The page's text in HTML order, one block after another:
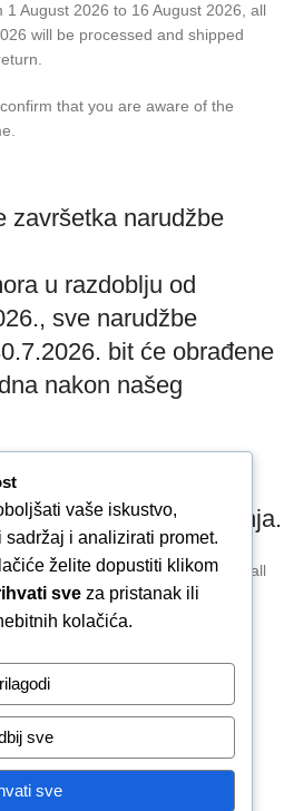
August 2026 to 16 August 2026, all
will be processed and shipped
that you are aware of the
završetka narudžbe
u razdoblju od
sve narudžbe
bit će obrađene
nakon našeg
potvrđujete da ste
produljenim rokom slanja.
1 August 2026 to 16 August 2026, all
will be processed and shipped
that you are aware of the
vaše iskustvo,
i analizirati promet.
želite dopustiti klikom
sve za pristanak ili
kolačića.
sve
sve
ugovora